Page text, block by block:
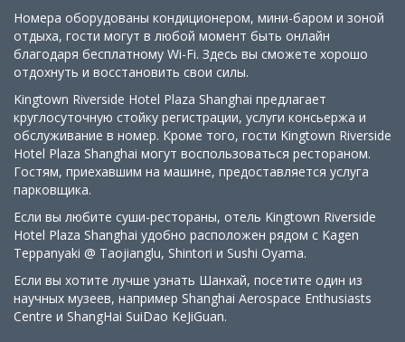
Номера оборудованы кондиционером, мини-баром и зоной
отдыха, гости могут в любой момент быть онлайн
благодаря бесплатному Wi-Fi. Здесь вы сможете хорошо
отдохнуть и восстановить свои силы.
Kingtown Riverside Hotel Plaza Shanghai предлагает
круглосуточную стойку регистрации, услуги консьержа и
обслуживание в номер. Кроме того, гости Kingtown Riverside
Hotel Plaza Shanghai могут воспользоваться рестораном.
Гостям, приехавшим на машине, предоставляется услуга
парковщика.
Если вы любите суши-рестораны, отель Kingtown Riverside
Hotel Plaza Shanghai удобно расположен рядом с Kagen
Teppanyaki @ Taojianglu, Shintori и Sushi Oyama.
Если вы хотите лучше узнать Шанхай, посетите один из
научных музеев, например Shanghai Aerospace Enthusiasts
Centre и ShangHai SuiDao KeJiGuan.